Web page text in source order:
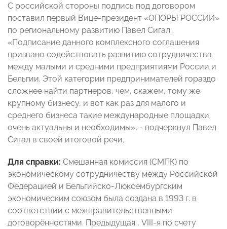
С российской стороны подпись под договором
поставил первый Вице-президент «ОПОРЫ РОССИИ»
по региональному развитию Павел Сигал.
«Подписание данного комплексного соглашения
призвано содействовать развитию сотрудничества
между малыми и средними предприятиями России и
Бельгии. Этой категории предпринимателей гораздо
сложнее найти партнеров, чем, скажем, тому же
крупному бизнесу, и вот как раз для малого и
среднего бизнеса такие международные площадки
очень актуальны и необходимы», - подчеркнул Павел
Сигал в своей итоговой речи.
Для справки: Смешанная комиссия (СМПК) по
экономическому сотрудничеству между Российской
Федерацией и Бельгийско-Люксембургским
экономическим союзом была создана в 1993 г. в
соответствии с межправительственными
договорённостями. Предыдущая , VIII-я по счету